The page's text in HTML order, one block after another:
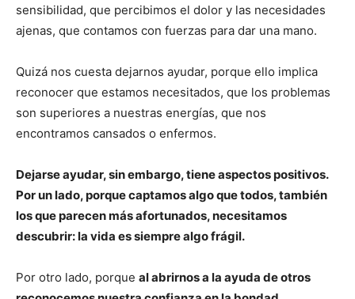
sensibilidad, que percibimos el dolor y las necesidades
ajenas, que contamos con fuerzas para dar una mano.
Quizá nos cuesta dejarnos ayudar, porque ello implica
reconocer que estamos necesitados, que los problemas
son superiores a nuestras energías, que nos
encontramos cansados o enfermos.
Dejarse ayudar, sin embargo, tiene aspectos positivos.
Por un lado, porque captamos algo que todos, también
los que parecen más afortunados, necesitamos
descubrir: la vida es siempre algo frágil.
Por otro lado, porque al abrirnos a la ayuda de otros